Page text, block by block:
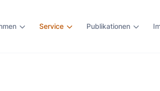
Service Publikationen